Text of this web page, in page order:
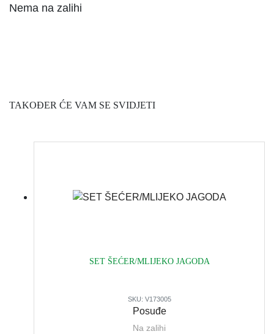
Nema na zalihi
TAKOĐER ĆE VAM SE SVIDJETI
SET ŠEĆER/MLIJEKO JAGODA
SKU: V173005
Posuđe
Na zalihi